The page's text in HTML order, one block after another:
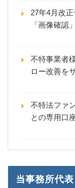
27年4月改
「画像確認
不特事業者
ロー改善を
不特法ファ
との専用口
当事務所代